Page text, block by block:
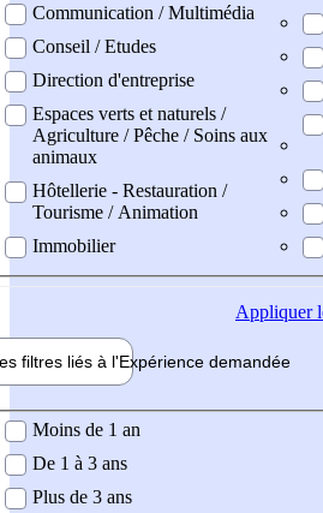
Communication / Multimédia
Conseil / Etudes
Direction d'entreprise
Espaces verts et naturels /
Agriculture / Pêche / Soins aux
animaux
Hôtellerie - Restauration /
Tourisme / Animation
Immobilier
Appliquer
filtres liés à l'Expérience demandée
demandée
Moins de 1 an
De 1 à 3 ans
Plus de 3 ans